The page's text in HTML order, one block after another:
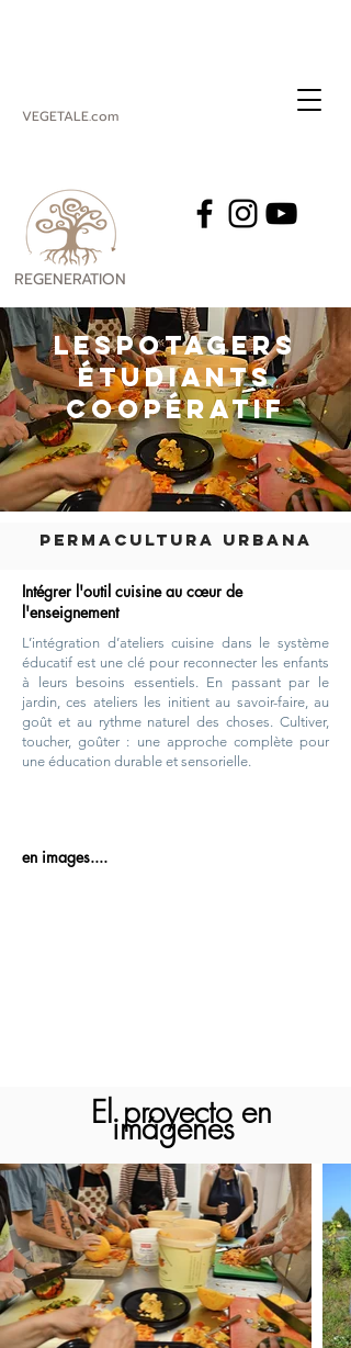
VEGETALE.com
REGENERATION
lESPOTAGERS
étudiantS
coopératif
PERMACULTURA URBANA
Intégrer l'outil cuisine au cœur de
l'enseignement
L’intégration d’ateliers cuisine dans le système
éducatif est une clé pour reconnecter les enfants
à leurs besoins essentiels. En passant par le
jardin, ces ateliers les initient au savoir-faire, au
goût et au rythme naturel des choses. Cultiver,
toucher, goûter : une approche complète pour
une éducation durable et sensorielle.
en images....
El proyecto en
imágenes